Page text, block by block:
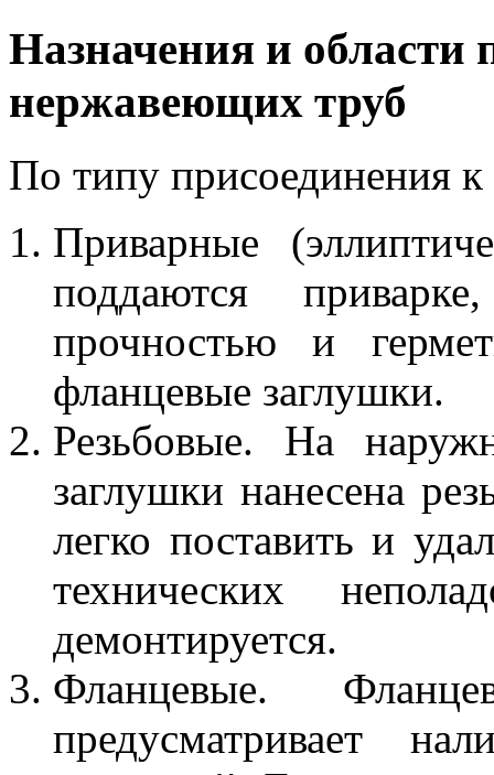
Назначения и области
нержавеющих труб
По типу присоединения
Приварные
поддаются
прочностью и
фланцевые заглушки.
Резьбовые. На
заглушки нанесена
легко поставить и
технических
демонтируется.
Фланцевые.
предусматривает